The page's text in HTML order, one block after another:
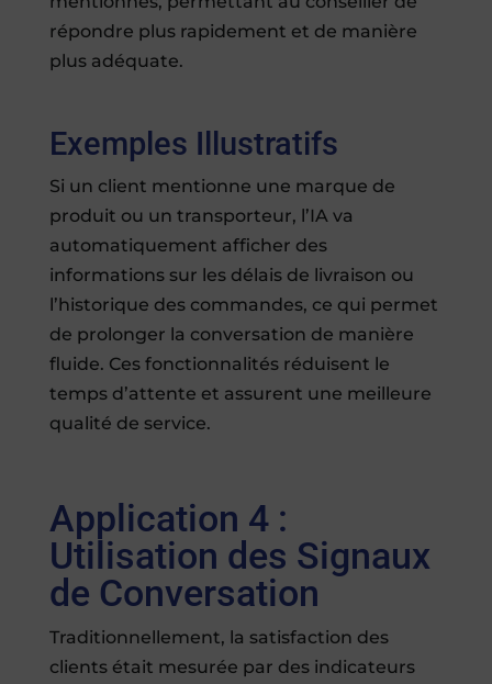
répondre plus rapidement et de manière
plus adéquate.
Exemples Illustratifs
Si un client mentionne une marque de
produit ou un transporteur, l’IA va
automatiquement afficher des
informations sur les délais de livraison ou
l’historique des commandes, ce qui permet
de prolonger la conversation de manière
fluide. Ces fonctionnalités réduisent le
temps d’attente et assurent une meilleure
qualité de service.
Application 4 :
Utilisation des Signaux
de Conversation
Traditionnellement, la satisfaction des
clients était mesurée par des indicateurs